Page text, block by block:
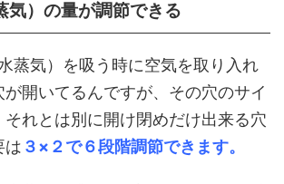
気）の量が調節できる
蒸気）を吸う時に空気を取り入れ
が開いてるんですが、その穴のサイ
それとは別に開け閉めだけ出来る穴
は ３×２で６段階調節できます。